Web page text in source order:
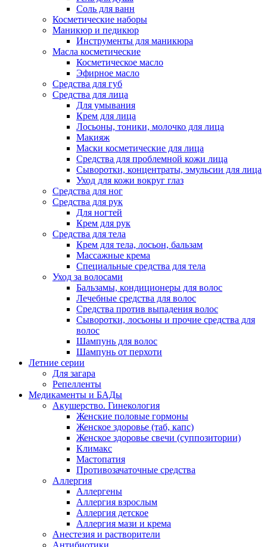
Соль для ванн
Косметические наборы
Маникюр и педикюр
Инструменты для маникюра
Масла косметические
Косметическое масло
Эфирное масло
Средства для губ
Средства для лица
Для умывания
Крем для лица
Лосьоны, тоники, молочко для лица
Макияж
Маски косметические для лица
Средства для проблемной кожи лица
Сыворотки, концентраты, эмульсии для лица
Уход для кожи вокруг глаз
Средства для ног
Средства для рук
Для ногтей
Крем для рук
Средства для тела
Крем для тела, лосьон, бальзам
Массажные крема
Специальные средства для тела
Уход за волосами
Бальзамы, кондиционеры для волос
Лечебные средства для волос
Средства против выпадения волос
Сыворотки, лосьоны и прочие средства для
волос
Шампунь для волос
Шампунь от перхоти
Летние серии
Для загара
Репелленты
Медикаменты и БАДы
Акушерство. Гинекология
Женские половые гормоны
Женское здоровье (таб, капс)
Женское здоровье свечи (суппозитории)
Климакс
Мастопатия
Противозачаточные средства
Аллергия
Аллергены
Аллергия взрослым
Аллергия детское
Аллергия мази и крема
Анестезия и растворители
Антибиотики